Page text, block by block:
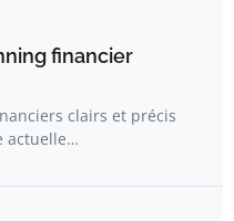
financier
clairs et précis
actuelle…